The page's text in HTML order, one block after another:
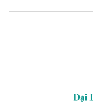
mô-đun Wi-Fi, 1